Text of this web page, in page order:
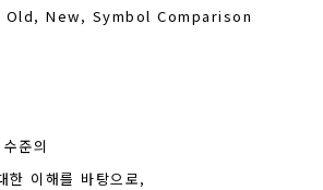
Old, New, Symbol Comparison
준의
한 이해를 바탕으로,